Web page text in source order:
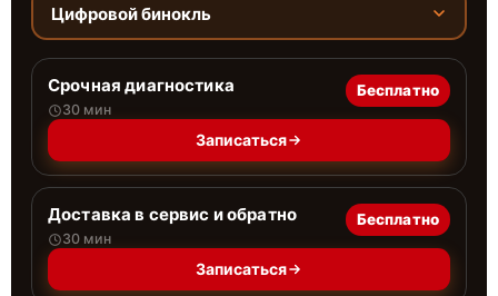
Цифровой бинокль
Срочная диагностика
30 мин
Бесплатно
Записаться
Доставка в сервис и обратно
30 мин
Бесплатно
Записаться